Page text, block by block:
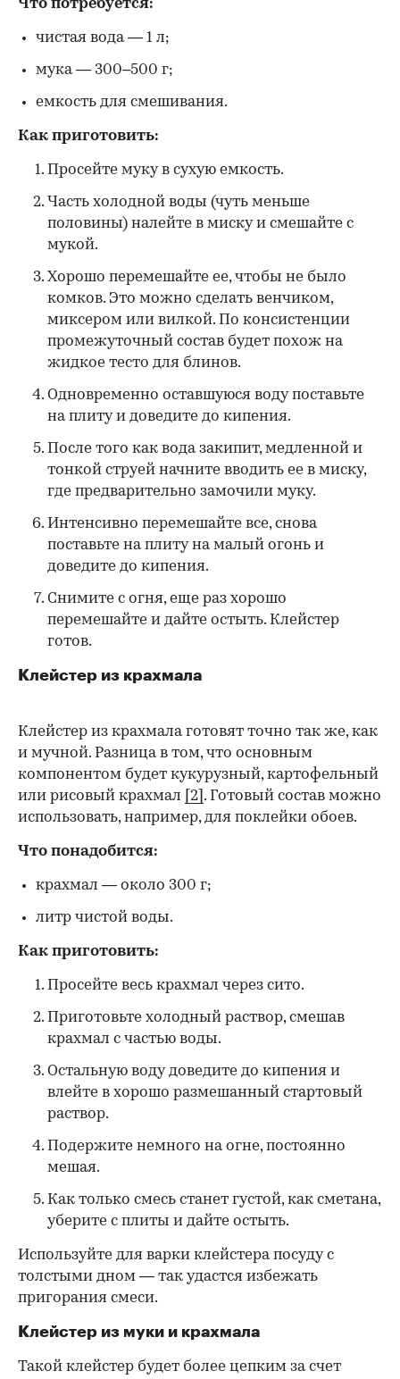
Что потребуется:
чистая вода — 1 л;
мука — 300–500 г;
емкость для смешивания.
Как приготовить:
Просейте муку в сухую емкость.
Часть холодной воды (чуть меньше
половины) налейте в миску и смешайте с
мукой.
Хорошо перемешайте ее, чтобы не было
комков. Это можно сделать венчиком,
миксером или вилкой. По консистенции
промежуточный состав будет похож на
жидкое тесто для блинов.
Одновременно оставшуюся воду поставьте
на плиту и доведите до кипения.
После того как вода закипит, медленной и
тонкой струей начните вводить ее в миску,
где предварительно замочили муку.
Интенсивно перемешайте все, снова
поставьте на плиту на малый огонь и
доведите до кипения.
Снимите с огня, еще раз хорошо
перемешайте и дайте остыть. Клейстер
готов.
Клейстер из крахмала
Клейстер из крахмала готовят точно так же, как
и мучной. Разница в том, что основным
компонентом будет кукурузный, картофельный
или рисовый крахмал
[2] . Готовый состав можно
использовать, например, для поклейки обоев.
Что понадобится:
крахмал — около 300 г;
литр чистой воды.
Как приготовить:
Просейте весь крахмал через сито.
Приготовьте холодный раствор, смешав
крахмал с частью воды.
Остальную воду доведите до кипения и
влейте в хорошо размешанный стартовый
раствор.
Подержите немного на огне, постоянно
мешая.
Как только смесь станет густой, как сметана,
уберите с плиты и дайте остыть.
Используйте для варки клейстера посуду с
толстыми дном — так удастся избежать
пригорания смеси.
Клейстер из муки и крахмала
Такой клейстер будет более цепким за счет